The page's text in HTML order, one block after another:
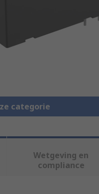
categorie
Wetgeving en
compliance